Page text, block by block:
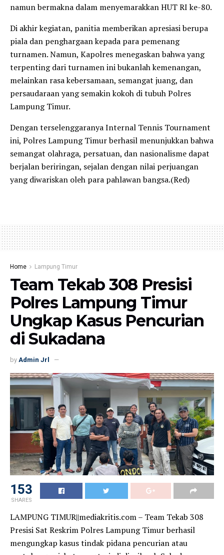
namun bermakna dalam menyemarakkan HUT RI ke-80.
Di akhir kegiatan, panitia memberikan apresiasi berupa
piala dan penghargaan kepada para pemenang
turnamen. Namun, Kapolres menegaskan bahwa yang
terpenting dari turnamen ini bukanlah kemenangan,
melainkan rasa kebersamaan, semangat juang, dan
persaudaraan yang semakin kokoh di tubuh Polres
Lampung Timur.
Dengan terselenggaranya Internal Tennis Tournament
ini, Polres Lampung Timur berhasil menunjukkan bahwa
semangat olahraga, persatuan, dan nasionalisme dapat
berjalan beriringan, sejalan dengan nilai perjuangan
yang diwariskan oleh para pahlawan bangsa.(Red)
Home Lampung Timur
Team Tekab 308 Presisi
Polres Lampung Timur
Ungkap Kasus Pencurian
di Sukadana
by Admin Jrl
153
SHARES
LAMPUNG TIMUR||mediakritis.com – Team Tekab 308
Presisi Sat Reskrim Polres Lampung Timur berhasil
mengungkap kasus tindak pidana pencurian atau